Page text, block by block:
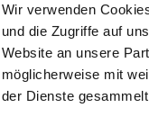
Wir verwenden
und die Zugriffe auf
Website an unsere
möglicherweise mit
der Dienste
Application error: aclient